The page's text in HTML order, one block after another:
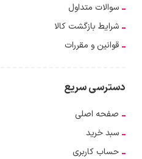
سوالات متداول
شرایط بازگشت کالا
قوانین و مقررات
دسترسی سریع
صفحه اصلی
سبد خرید
حساب کاربری